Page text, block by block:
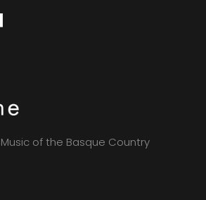
of the Basque Country